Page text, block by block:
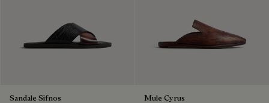
Sandale Sifnos
Mule Cyrus